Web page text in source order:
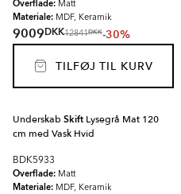
Overflade: Matt
Materiale: MDF, Keramik
9009DKK12841DKK-30%
TILFØJ TIL KURV
Underskab Skift Lysegrå Mat 120
cm med Vask Hvid
BDK5933
Overflade: Matt
Materiale: MDF, Keramik